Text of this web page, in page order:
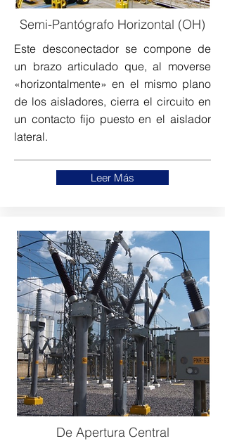
Semi-Pantógrafo Horizontal (OH)
Este desconectador se compone de
un brazo articulado que, al moverse
«horizontalmente» en el mismo plano
de los aisladores, cierra el circuito en
un contacto fijo puesto en el aislador
lateral.
Leer Más
De Apertura Central